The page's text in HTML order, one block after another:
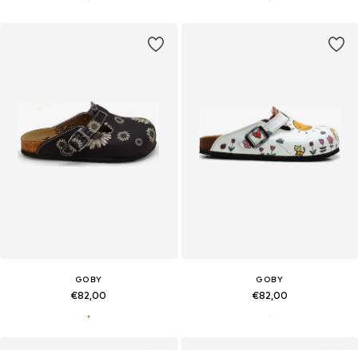
GOBY
€82,00
GOBY
€82,00